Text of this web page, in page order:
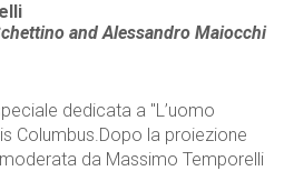
andAlessandro Maiocchi
dedicata a "L’uomo
Columbus.Dopo la proiezione
da Massimo Temporelli